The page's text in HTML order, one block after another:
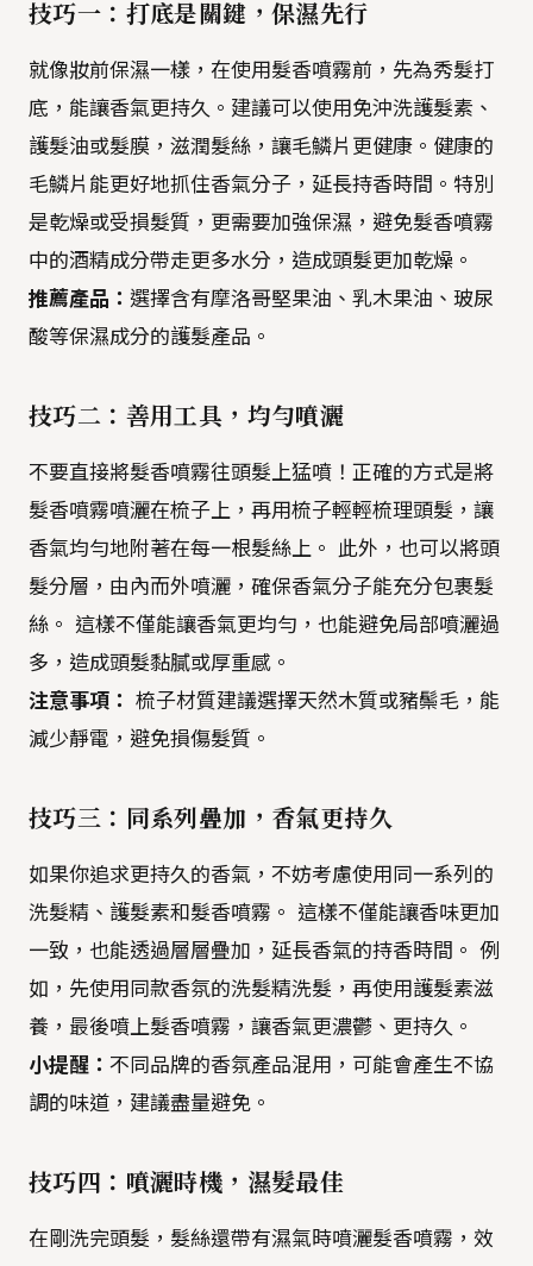
技巧一：打底是關鍵，保濕先行
就像妝前保濕一樣，在使用髮香噴霧前，先為秀髮打
底，能讓香氣更持久。建議可以使用免沖洗護髮素、
護髮油或髮膜，滋潤髮絲，讓毛鱗片更健康。健康的
毛鱗片能更好地抓住香氣分子，延長持香時間。特別
是乾燥或受損髮質，更需要加強保濕，避免髮香噴霧
中的酒精成分帶走更多水分，造成頭髮更加乾燥。
推薦產品： 選擇含有摩洛哥堅果油、乳木果油、玻尿
酸等保濕成分的護髮產品。
技巧二：善用工具，均勻噴灑
不要直接將髮香噴霧往頭髮上猛噴！正確的方式是將
髮香噴霧噴灑在梳子上，再用梳子輕輕梳理頭髮，讓
香氣均勻地附著在每一根髮絲上。 此外，也可以將頭
髮分層，由內而外噴灑，確保香氣分子能充分包裹髮
絲。 這樣不僅能讓香氣更均勻，也能避免局部噴灑過
多，造成頭髮黏膩或厚重感。
注意事項： 梳子材質建議選擇天然木質或豬鬃毛，能
減少靜電，避免損傷髮質。
技巧三：同系列疊加，香氣更持久
如果你追求更持久的香氣，不妨考慮使用同一系列的
洗髮精、護髮素和髮香噴霧。 這樣不僅能讓香味更加
一致，也能透過層層疊加，延長香氣的持香時間。 例
如，先使用同款香氛的洗髮精洗髮，再使用護髮素滋
養，最後噴上髮香噴霧，讓香氣更濃鬱、更持久。
小提醒： 不同品牌的香氛產品混用，可能會產生不協
調的味道，建議盡量避免。
技巧四：噴灑時機，濕髮最佳
在剛洗完頭髮，髮絲還帶有濕氣時噴灑髮香噴霧，效